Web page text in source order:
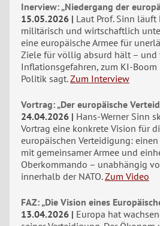
Inerview: „Niedergang der
15.05.2026
Laut Prof. Sinn läuft
militärisch und wirtschaftlich
eine europäische Armee für
Ziele für völlig absurd hält – und
Inflationsgefahren, zum KI-Boom
Politik sagt. Zum Interview
Vortrag: „Der europäische
24.04.2026
Hans-Werner Sinn
Vortrag eine konkrete Vision für
europäischen Verteidigung:
mit gemeinsamer Armee und
Oberkommando – unabhängig
innerhalb der NATO. Zum Video
FAZ: „Die Vision eines
13.04.2026
Europa hat